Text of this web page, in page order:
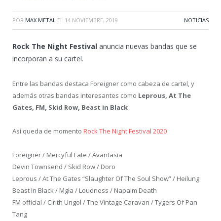
POR MAX METAL EL 14 NOVIEMBRE, 2019 NOTICIAS
Rock The Night Festival anuncia nuevas bandas que se
incorporan a su cartel.
Entre las bandas destaca Foreigner como cabeza de cartel, y
además otras bandas interesantes como Leprous, At The
Gates, FM, Skid Row, Beast in Black
Así queda de momento Rock The Night Festival 2020
Foreigner / Mercyful Fate / Avantasia
Devin Townsend / Skid Row / Doro
Leprous / At The Gates “Slaughter Of The Soul Show” / Heilung
Beast In Black / Mgła / Loudness / Napalm Death
FM official / Cirith Ungol / The Vintage Caravan / Tygers Of Pan
Tang